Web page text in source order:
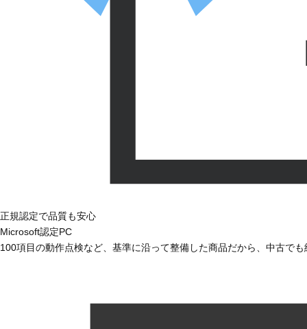
正規認定で品質も安心
Microsoft認定PC
100項目の動作点検など、基準に沿って整備した商品だから、中古で